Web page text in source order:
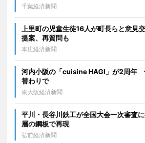
千葉経済新聞
上里町の児童生徒16人が町長らと意
提案、再質問も
本庄経済新聞
河内小阪の「cuisine HAGI」が2周年
替わりで
東大阪経済新聞
平川・長谷川鉄工が全国大会一次審査
層の鋼板で再現
弘前経済新聞